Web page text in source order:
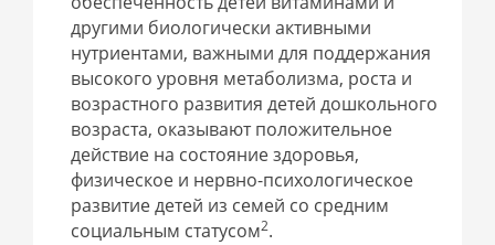
другими биологически активными
нутриентами, важными для поддержания
высокого уровня метаболизма, роста и
возрастного развития детей дошкольного
возраста, оказывают положительное
действие на состояние здоровья,
физическое и нервно-психологическое
развитие детей из семей со средним
социальным статусом2.